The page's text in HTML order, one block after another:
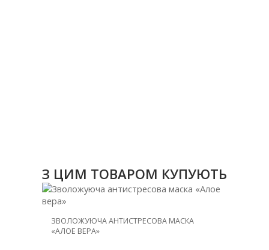
З ЦИМ ТОВАРОМ КУПУЮТЬ
ЗВОЛОЖУЮЧА АНТИСТРЕСОВА МАСКА
«АЛОЕ ВЕРА»